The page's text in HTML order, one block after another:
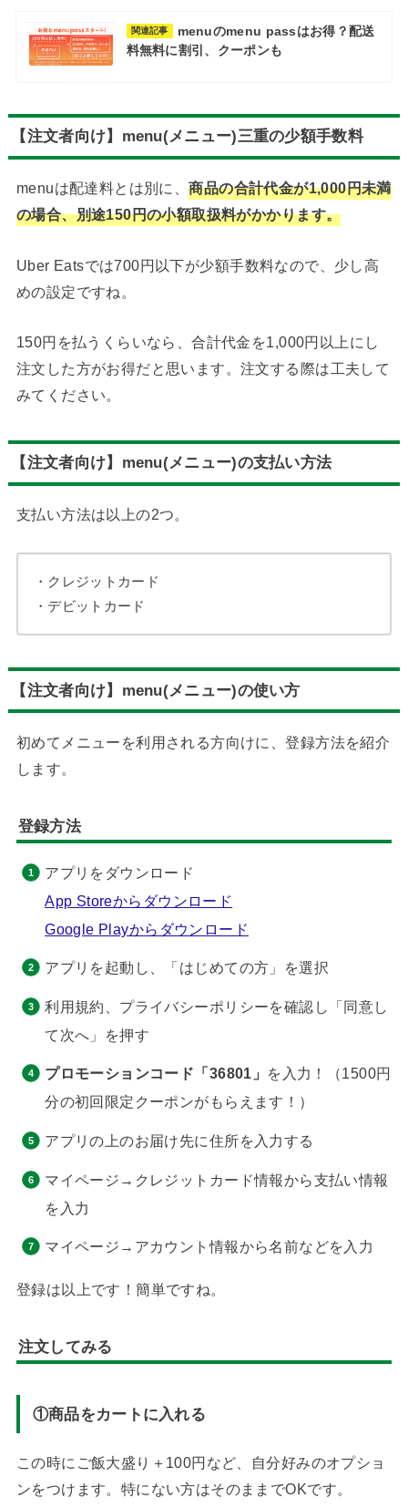
関連記事
menuのmenu passはお得？配送
料無料に割引、クーポンも
【注文者向け】 menu(メニュー)三重の少額手数料
menuは配達料とは別に、商品の合計代金が1,000円未満
の場合、別途150円の小額取扱料がかかります。
Uber Eatsでは700円以下が少額手数料なので、少し高
めの設定ですね。
150円を払うくらいなら、合計代金を1,000円以上にし
注文した方がお得だと思います。注文する際は工夫して
みてください。
【注文者向け】menu(メニュー)の支払い方法
支払い方法は以上の2つ。
・クレジットカード
・デビットカード
【注文者向け】menu(メニュー)の使い方
初めてメニューを利用される方向けに、登録方法を紹介
します。
登録方法
アプリをダウンロード
App Storeからダウンロード
Google Playからダウンロード
アプリを起動し、「はじめての方」を選択
利用規約、プライバシーポリシーを確認し「同意し
て次へ」を押す
プロモーションコード「36801」 を入力！（1500円
分の初回限定クーポンがもらえます！）
アプリの上のお届け先に住所を入力する
マイページ→クレジットカード情報から支払い情報
を入力
マイページ→アカウント情報から名前などを入力
登録は以上です！簡単ですね。
注文してみる
①商品をカートに入れる
この時にご飯大盛り＋100円など、自分好みのオプショ
ンをつけます。特にない方はそのままでOKです。